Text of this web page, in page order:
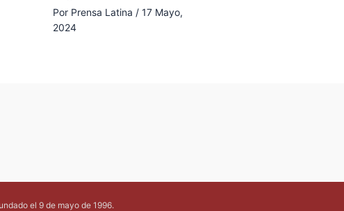
Por Prensa Latina / 17 Mayo,
2024
el 9 de mayo de 1996.